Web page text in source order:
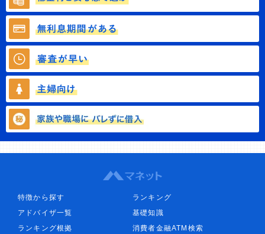
特徴から探す
ランキング
アドバイザ一覧
基礎知識
ランキング根拠
消費者金融ATM検索